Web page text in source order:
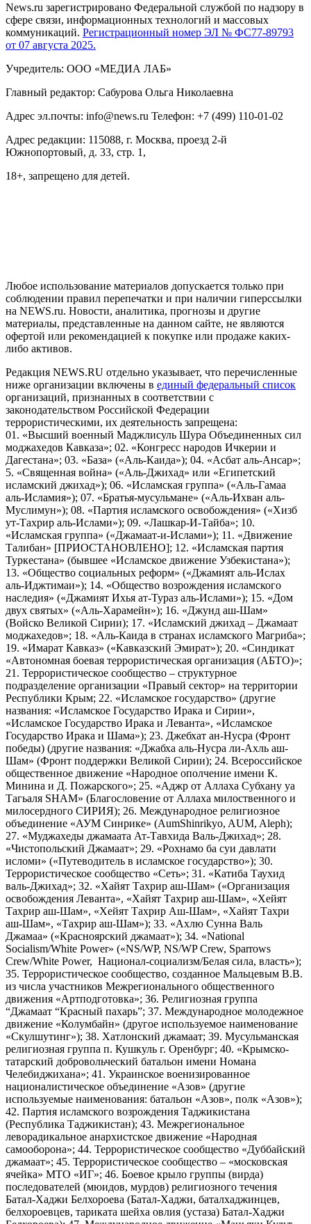
News.ru зарегистрировано Федеральной службой по надзору в
сфере связи, информационных технологий и массовых
коммуникаций. Регистрационный номер ЭЛ № ФС77-89793
от 07 августа 2025.
Учредитель: ООО «МЕДИА ЛАБ»
Главный редактор: Сабурова Ольга Николаевна
Адрес эл.почты: info@news.ru Телефон: +7 (499) 110-01-02
Адрес редакции: 115088, г. Москва, проезд 2-й
Южнопортовый, д. 33, стр. 1,
18+, запрещено для детей.
Любое использование материалов допускается только при
соблюдении правил перепечатки и при наличии гиперссылки
на NEWS.ru. Новости, аналитика, прогнозы и другие
материалы, представленные на данном сайте, не являются
офертой или рекомендацией к покупке или продаже каких-
либо активов.
Редакция NEWS.RU отдельно указывает, что перечисленные
ниже организации включены в единый федеральный список
организаций, признанных в соответствии с
законодательством Российской Федерации
террористическими, их деятельность запрещена:
01. «Высший военный Маджлисуль Шура Объединенных сил
моджахедов Кавказа»; 02. «Конгресс народов Ичкерии и
Дагестана»; 03. «База» («Аль-Каида»); 04. «Асбат аль-Ансар»;
5. «Священная война» («Аль-Джихад» или «Египетский
исламский джихад»); 06. «Исламская группа» («Аль-Гамаа
аль-Исламия»); 07. «Братья-мусульмане» («Аль-Ихван аль-
Муслимун»); 08. «Партия исламского освобождения» («Хизб
ут-Тахрир аль-Ислами»); 09. «Лашкар-И-Тайба»; 10.
«Исламская группа» («Джамаат-и-Ислами»); 11. «Движение
Талибан» [ПРИОСТАНОВЛЕНО]; 12. «Исламская партия
Туркестана» (бывшее «Исламское движение Узбекистана»);
13. «Общество социальных реформ» («Джамият аль-Ислах
аль-Иджтимаи»); 14. «Общество возрождения исламского
наследия» («Джамият Ихья ат-Тураз аль-Ислами»); 15. «Дом
двух святых» («Аль-Харамейн»); 16. «Джунд аш-Шам»
(Войско Великой Сирии); 17. «Исламский джихад – Джамаат
моджахедов»; 18. «Аль-Каида в странах исламского Магриба»;
19. «Имарат Кавказ» («Кавказский Эмират»); 20. «Синдикат
«Автономная боевая террористическая организация (АБТО)»;
21. Террористическое сообщество – структурное
подразделение организации «Правый сектор» на территории
Республики Крым; 22. «Исламское государство» (другие
названия: «Исламское Государство Ирака и Сирии»,
«Исламское Государство Ирака и Леванта», «Исламское
Государство Ирака и Шама»); 23. Джебхат ан-Нусра (Фронт
победы) (другие названия: «Джабха аль-Нусра ли-Ахль аш-
Шам» (Фронт поддержки Великой Сирии); 24. Всероссийское
общественное движение «Народное ополчение имени К.
Минина и Д. Пожарского»; 25. «Аджр от Аллаха Субхану уа
Тагьаля SHAM» (Благословение от Аллаха милоственного и
милосердного СИРИЯ); 26. Международное религиозное
объединение «АУМ Синрике» (AumShinrikyo, AUM, Aleph);
27. «Муджахеды джамаата Ат-Тавхида Валь-Джихад»; 28.
«Чистопольский Джамаат»; 29. «Рохнамо ба суи давлати
исломи» («Путеводитель в исламское государство»); 30.
Террористическое сообщество «Сеть»; 31. «Катиба Таухид
валь-Джихад»; 32. «Хайят Тахрир аш-Шам» («Организация
освобождения Леванта», «Хайят Тахрир аш-Шам», «Хейят
Тахрир аш-Шам», «Хейят Тахрир Аш-Шам», «Хайят Тахри
аш-Шам», «Тахрир аш-Шам»); 33. «Ахлю Сунна Валь
Джамаа» («Красноярский джамаат»); 34. «National
Socialism/White Power» («NS/WP, NS/WP Crew, Sparrows
Crew/White Power, Национал-социализм/Белая сила, власть»);
35. Террористическое сообщество, созданное Мальцевым В.В.
из числа участников Межрегионального общественного
движения «Артподготовка»; 36. Религиозная группа
“Джамаат “Красный пахарь”; 37. Международное молодежное
движение «Колумбайн» (другое используемое наименование
«Скулшутинг»); 38. Хатлонский джамаат; 39. Мусульманская
религиозная группа п. Кушкуль г. Оренбург; 40. «Крымско-
татарский добровольческий батальон имени Номана
Челебиджихана»; 41. Украинское военизированное
националистическое объединение «Азов» (другие
используемые наименования: батальон «Азов», полк «Азов»);
42. Партия исламского возрождения Таджикистана
(Республика Таджикистан); 43. Межрегиональное
леворадикальное анархистское движение «Народная
самооборона»; 44. Террористическое сообщество «Дуббайский
джамаат»; 45. Террористическое сообщество – «московская
ячейка» МТО «ИГ»; 46. Боевое крыло группы (вирда)
последователей (мюидов, мурдов) религиозного течения
Батал-Хаджи Белхороева (Батал-Хаджи, баталхаджинцев,
белхороевцев, тариката шейха овлия (устаза) Батал-Хаджи